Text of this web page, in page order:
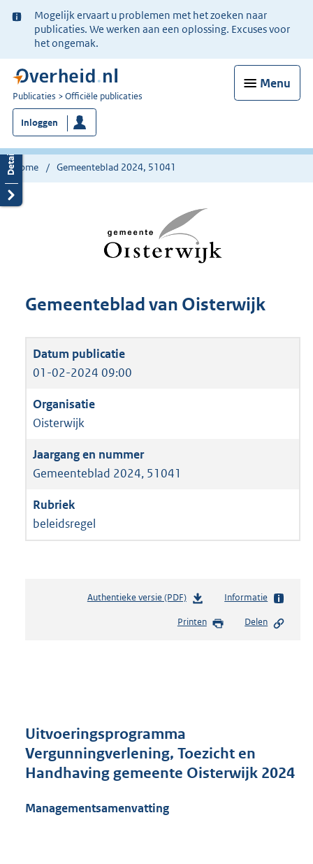
Ter
informatie:
Mogelijk ervaart u problemen met het zoeken naar
publicaties. We werken aan een oplossing. Excuses voor
het ongemak.
Menu
U
bent
nu
hier:
Publicaties Officiële publicaties
Inloggen
Home Gemeenteblad 2024, 51041
Gemeenteblad van Oisterwijk
01-02-2024 09:00
Oisterwijk
Gemeenteblad 2024, 51041
beleidsregel
Authentieke versie (PDF)b
s
o
t
Informatie
Printen Delen
Uitvoeringsprogramma
Vergunningverlening, Toezicht en
Handhaving gemeente Oisterwijk 2024
Managementsamenvatting